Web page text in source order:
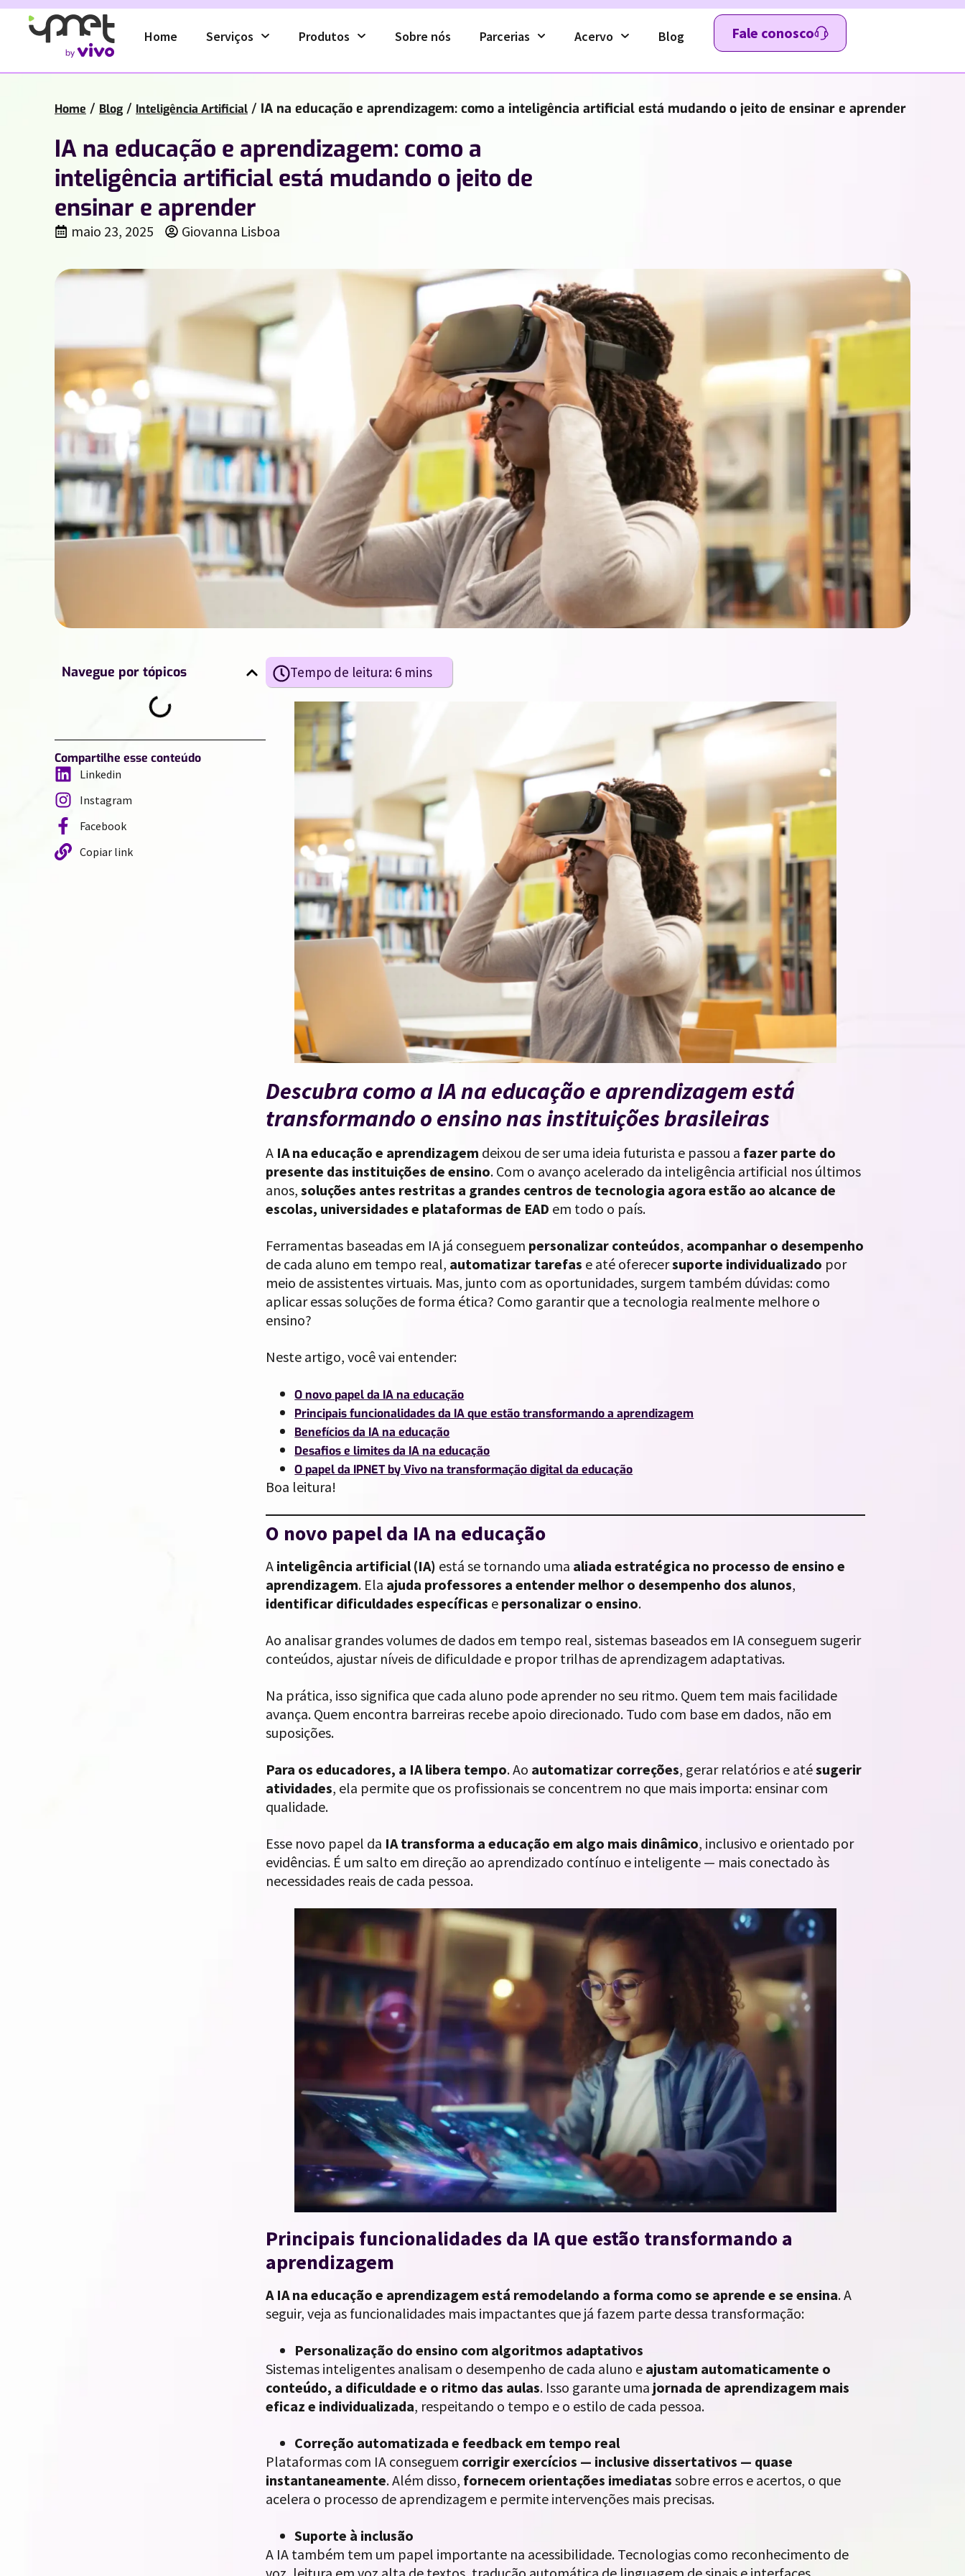
Home Serviços Produtos Sobre nós Parcerias Acervo Blog Fale conosco
Home / Blog / Inteligência Artificial / IA na educação e aprendizagem: como a inteligência artificial está mudando o jeito de ensinar e aprender
IA na educação e aprendizagem: como a
inteligência artificial está mudando o jeito de
ensinar e aprender
maio 23, 2025 Giovanna Lisboa
Navegue por tópicos
Compartilhe esse conteúdo
Linkedin
Instagram
Facebook
Copiar link
Descubra como a IA na educação e aprendizagem está
transformando o ensino nas instituições brasileiras
A IA na educação e aprendizagem deixou de ser uma ideia futurista e passou a fazer parte do
presente das instituições de ensino. Com o avanço acelerado da inteligência artificial nos últimos
anos,soluções antes restritas a grandes centros de tecnologia agora estão ao alcance de
escolas, universidades e plataformas de EAD em todo o país.
Ferramentas baseadas em IA já conseguem personalizar conteúdos, acompanhar o desempenho
de cada aluno em tempo real, automatizar tarefas e até oferecersuporte individualizado por
meio de assistentes virtuais. Mas, junto com as oportunidades, surgem também dúvidas: como
aplicar essas soluções de forma ética? Como garantir que a tecnologia realmente melhore o
ensino?
Neste artigo, você vai entender:
O novo papel da IA na educação
Principais funcionalidades da IA que estão transformando a aprendizagem
Benefícios da IA na educação
Desafios e limites da IA na educação
O papel da IPNET by Vivo na transformação digital da educação
Boa leitura!
O novo papel da IA na educação
A inteligência artificial (IA) está se tornando uma aliada estratégica no processo de ensino e
aprendizagem. Ela ajuda professores a entender melhor o desempenho dos alunos,
identificar dificuldades específicas e personalizar o ensino.
Ao analisar grandes volumes de dados em tempo real, sistemas baseados em IA conseguem sugerir
conteúdos, ajustar níveis de dificuldade e propor trilhas de aprendizagem adaptativas.
Na prática, isso significa que cada aluno pode aprender no seu ritmo. Quem tem mais facilidade
avança. Quem encontra barreiras recebe apoio direcionado. Tudo com base em dados, não em
suposições.
Para os educadores, a IA libera tempo. Ao automatizar correções, gerar relatórios e atésugerir
atividades, ela permite que os profissionais se concentrem no que mais importa: ensinar com
qualidade.
Esse novo papel da IA transforma a educação em algo mais dinâmico, inclusivo e orientado por
evidências. É um salto em direção ao aprendizado contínuo e inteligente — mais conectado às
necessidades reais de cada pessoa.
Principais funcionalidades da IA que estão transformando a
aprendizagem
A IA na educação e aprendizagem está remodelando a forma como se aprende e se ensina. A
seguir, veja as funcionalidades mais impactantes que já fazem parte dessa transformação:
Personalização do ensino com algoritmos adaptativos
Sistemas inteligentes analisam o desempenho de cada aluno e ajustam automaticamente o
conteúdo, a dificuldade e o ritmo das aulas. Isso garante uma jornada de aprendizagem mais
eficaz e individualizada, respeitando o tempo e o estilo de cada pessoa.
Correção automatizada e feedback em tempo real
Plataformas com IA conseguem corrigir exercícios — inclusive dissertativos — quase
instantaneamente. Além disso, fornecem orientações imediatas sobre erros e acertos, o que
acelera o processo de aprendizagem e permite intervenções mais precisas.
Suporte à inclusão
A IA também tem um papel importante na acessibilidade. Tecnologias como reconhecimento de